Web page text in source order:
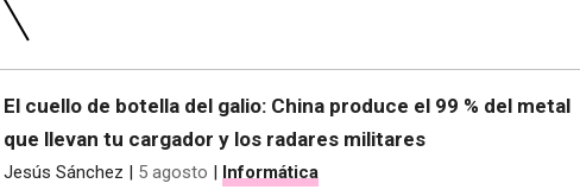
El cuello de botella del galio: China produce el 99 % del metal
que llevan tu cargador y los radares militares
Jesús Sánchez | 5 agosto | Informática